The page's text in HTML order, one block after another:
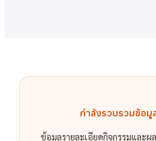
กำลังรวบรวมข้อมู
ข้อมูลรายละเอียดกิจกรรมและ